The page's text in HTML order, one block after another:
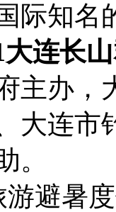
际知名
大连长
主办，
大连市
。
避暑